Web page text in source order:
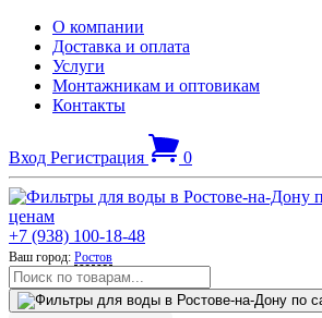
О компании
Доставка и оплата
Услуги
Монтажникам и оптовикам
Контакты
Вход Регистрация 0
+7 (938) 100-18-48
Ваш город: Ростов